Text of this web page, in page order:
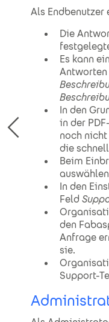
Als Endbenutzer
Die
Es kann
Antworten
In den
in der
noch
die
Beim
In den
Feld
den
Anfrage
sie.
Support-